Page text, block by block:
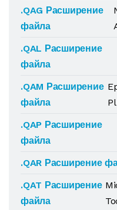
.QAG Расширение
файла
.QAL Расширение
файла
.QAM Расширение
файла
.QAP Расширение
файла
.QAR Расширение
.QAT Расширение
файла